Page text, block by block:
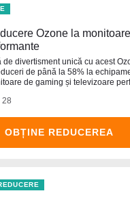
Ozone la
de divertisment unică cu acest
de până la 58% la
de gaming și televizoare
28
OBȚINE REDUCEREA